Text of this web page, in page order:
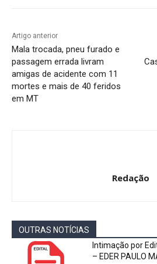
Artigo anterior
Mala trocada, pneu furado e
passagem errada livram
amigas de acidente com 11
mortes e mais de 40 feridos
em MT
Redação
OUTRAS NOTÍCIAS
Intimação por
– EDER PAULO